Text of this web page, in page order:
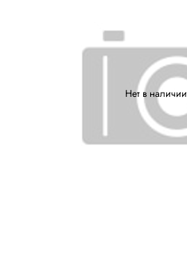
Нет в наличии